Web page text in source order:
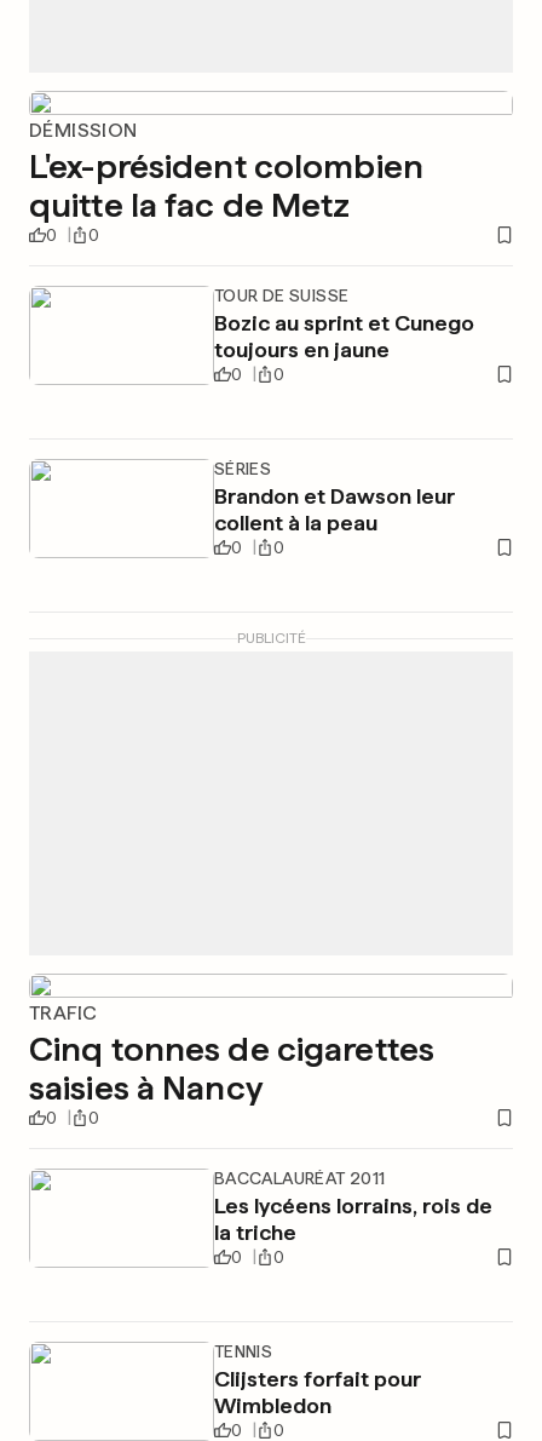
DÉMISSION
L'ex-président colombien
quitte la fac de Metz
0 0
TOUR DE SUISSE
Bozic au sprint et Cunego
toujours en jaune
0 0
SÉRIES
Brandon et Dawson leur
collent à la peau
0 0
PUBLICITÉ
TRAFIC
Cinq tonnes de cigarettes
saisies à Nancy
0 0
BACCALAURÉAT 2011
Les lycéens lorrains, rois de
la triche
0 0
TENNIS
Clijsters forfait pour
Wimbledon
0 0